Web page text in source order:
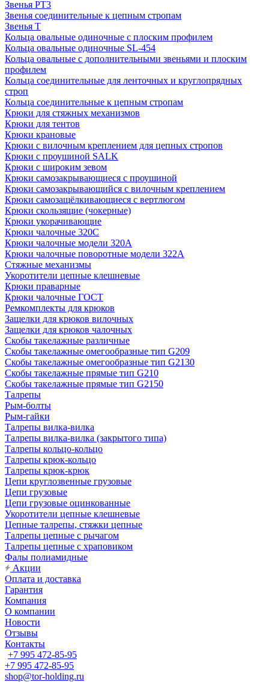
Звенья РТ3
Звенья соединительные к цепным стропам
Звенья Т
Кольца овальные одиночные c плоским профилем
Кольца овальные одиночные SL-454
Кольца овальные с дополнительными звеньями и плоским
профилем
Кольца соединительные для ленточных и круглопрядных
строп
Кольца соединительные к цепным стропам
Крюки для стяжных механизмов
Крюки для тентов
Крюки крановые
Крюки с вилочным креплением для цепных стропов
Крюки с проушиной SALK
Крюки с широким зевом
Крюки самозакрывающиеся с проушиной
Крюки самозакрывающийся с вилочным креплением
Крюки самозащёлкивающиеся с вертлюгом
Крюки скользящие (чокерные)
Крюки укорачивающие
Крюки чалочные 320C
Крюки чалочные модели 320А
Крюки чалочные поворотные модели 322А
Стяжные механизмы
Укоротители цепные клешневые
Крюки праварные
Крюки чалочные ГОСТ
Ремкомплекты для крюков
Защелки для крюков вилочных
Защелки для крюков чалочных
Скобы такелажные различные
Скобы такелажные омегообразные тип G209
Скобы такелажные омегообразные тип G2130
Скобы такелажные прямые тип G210
Скобы такелажные прямые тип G2150
Талрепы
Рым-болты
Рым-гайки
Талрепы вилка-вилка
Талрепы вилка-вилка (закрытого типа)
Талрепы кольцо-кольцо
Талрепы крюк-кольцо
Талрепы крюк-крюк
Цепи круглозвенные грузовые
Цепи грузовые
Цепи грузовые оцинкованные
Укоротители цепные клешневые
Цепные талрепы, стяжки цепные
Талрепы цепные с рычагом
Талрепы цепные с храповиком
Фалы полиамидные
Акции
Оплата и доставка
Гарантия
Компания
О компании
Новости
Отзывы
Контакты
+7 995 472-85-95
+7 995 472-85-95
shop@tor-holding.ru